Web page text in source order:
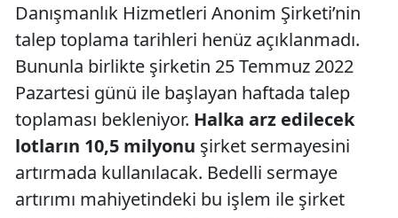
Danışmanlık Hizmetleri Anonim Şirketi’nin
talep toplama tarihleri henüz açıklanmadı.
Bununla birlikte şirketin 25 Temmuz 2022
Pazartesi günü ile başlayan haftada talep
toplaması bekleniyor. Halka arz edilecek
lotların 10,5 milyonu şirket sermayesini
artırmada kullanılacak. Bedelli sermaye
artırımı mahiyetindeki bu işlem ile şirket